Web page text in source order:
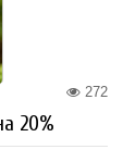
272
20%